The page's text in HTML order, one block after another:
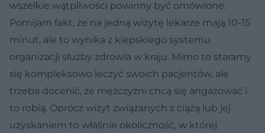
wszelkie wątpliwości powinny być omówione.
Pomijam fakt, że na jedną wizytę lekarze mają 10-15
minut, ale to wynika z kiepskiego systemu
organizacji służby zdrowia w kraju. Mimo to staramy
się kompleksowo leczyć swoich pacjentów, ale
trzeba docenić, że mężczyźni chcą się angażować i
to robią. Oprócz wizyt związanych z ciążą lub jej
uzyskaniem to właśnie okoliczność, w której